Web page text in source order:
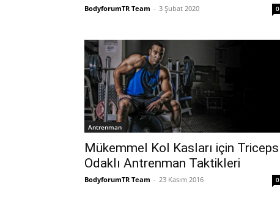
BodyforumTR Team - 3 Şubat 2020 0
Antrenman
Mükemmel Kol Kasları için Triceps
Odaklı Antrenman Taktikleri
BodyforumTR Team - 23 Kasım 2016 0